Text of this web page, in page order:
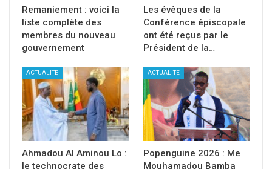
Remaniement : voici la
liste complète des
membres du nouveau
gouvernement
Les évêques de la
Conférence épiscopale
ont été reçus par le
Président de la…
ACTUALITE
Ahmadou Al Aminou Lo :
le technocrate des
ACTUALITE
Popenguine 2026 : Me
Mouhamadou Bamba